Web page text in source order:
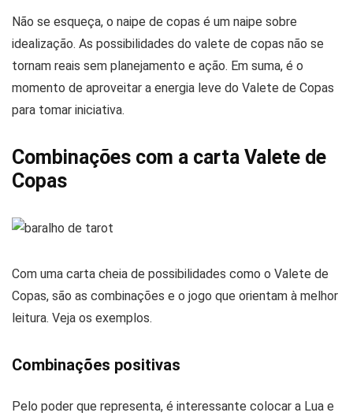
Não se esqueça, o naipe de copas é um naipe sobre
idealização. As possibilidades do valete de copas não se
tornam reais sem planejamento e ação. Em suma, é o
momento de aproveitar a energia leve do Valete de Copas
para tomar iniciativa.
Combinações com a carta Valete de
Copas
Com uma carta cheia de possibilidades como o Valete de
Copas, são as combinações e o jogo que orientam à melhor
leitura. Veja os exemplos.
Combinações positivas
Pelo poder que representa, é interessante colocar a Lua e